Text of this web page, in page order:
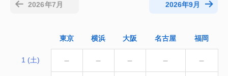
東京 横浜 大阪 名古屋 福岡
1 (土) － － － － －
2026年7月 2026年9月